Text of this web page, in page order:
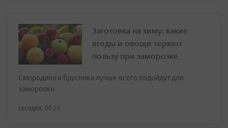
Заготовка на зиму: какие
ягоды и овощи теряют
пользу при заморозке
Смородина и брусника лучше всего подойдут для
заморозки
сегодня, 00:25